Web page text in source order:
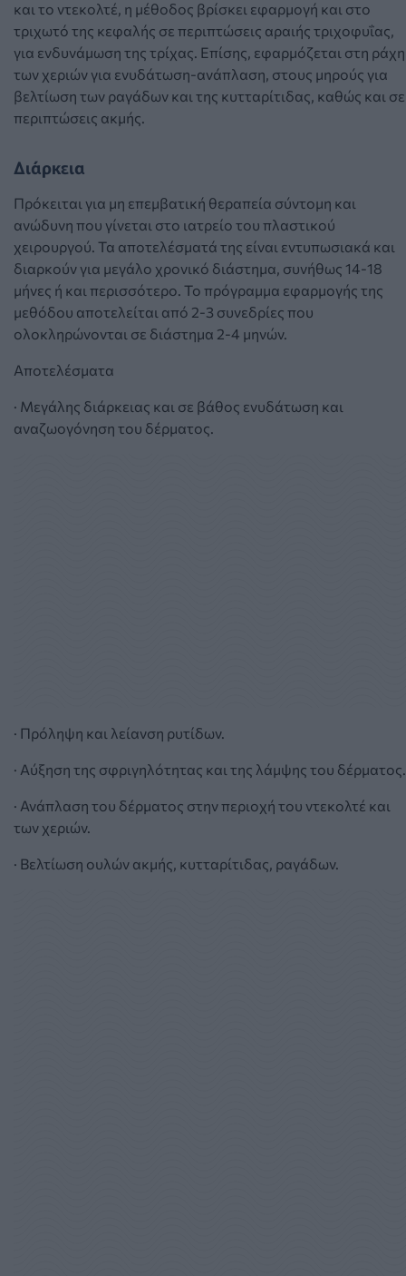
και το ντεκολτέ, η μέθοδος βρίσκει εφαρμογή και στο
τριχωτό της κεφαλής σε περιπτώσεις αραιής τριχοφυΐας,
για ενδυνάμωση της τρίχας. Επίσης, εφαρμόζεται στη ράχη
των χεριών για ενυδάτωση-ανάπλαση, στους μηρούς για
βελτίωση των ραγάδων και της κυτταρίτιδας, καθώς και σε
περιπτώσεις ακμής.
Διάρκεια
Πρόκειται για μη επεμβατική θεραπεία σύντομη και
ανώδυνη που γίνεται στο ιατρείο του πλαστικού
χειρουργού. Τα αποτελέσματά της είναι εντυπωσιακά και
διαρκούν για μεγάλο χρονικό διάστημα, συνήθως 14-18
μήνες ή και περισσότερο. Το πρόγραμμα εφαρμογής της
μεθόδου αποτελείται από 2-3 συνεδρίες που
ολοκληρώνονται σε διάστημα 2-4 μηνών.
Αποτελέσματα
· Μεγάλης διάρκειας και σε βάθος ενυδάτωση και
αναζωογόνηση του δέρματος.
· Πρόληψη και λείανση ρυτίδων.
· Αύξηση της σφριγηλότητας και της λάμψης του δέρματος.
· Ανάπλαση του δέρματος στην περιοχή του ντεκολτέ και
των χεριών.
· Βελτίωση ουλών ακμής, κυτταρίτιδας, ραγάδων.